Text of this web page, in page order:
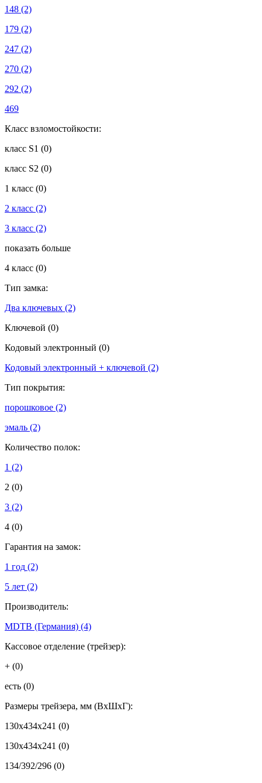
148 (2)
179 (2)
247 (2)
270 (2)
292 (2)
469
Класс взломостойкости:
класс S1 (0)
класс S2 (0)
1 класс (0)
2 класс (2)
3 класс (2)
показать больше
4 класс (0)
Тип замка:
Два ключевых (2)
Ключевой (0)
Кодовый электронный (0)
Кодовый электронный + ключевой (2)
Тип покрытия:
порошковое (2)
эмаль (2)
Количество полок:
1 (2)
2 (0)
3 (2)
4 (0)
Гарантия на замок:
1 год (2)
5 лет (2)
Производитель:
MDTB (Германия) (4)
Кассовое отделение (трейзер):
+ (0)
есть (0)
Размеры трейзера, мм (ВхШхГ):
130x434x241 (0)
130х434х241 (0)
134/392/296 (0)